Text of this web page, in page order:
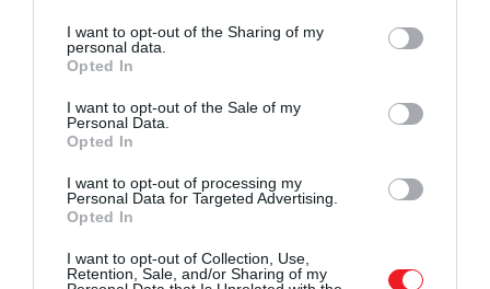
not limited to your visit or usage behaviour. You may click to
grant or deny consent to Google and its third-party tags to
use your data for below specified purposes in below Google
consent section.
I want to opt-out of the Sharing of my
personal data.
Opted In
I want to opt-out of the Sale of my
Personal Data.
Opted In
I want to opt-out of processing my
Personal Data for Targeted Advertising.
Opted In
I want to opt-out of Collection, Use,
Retention, Sale, and/or Sharing of my